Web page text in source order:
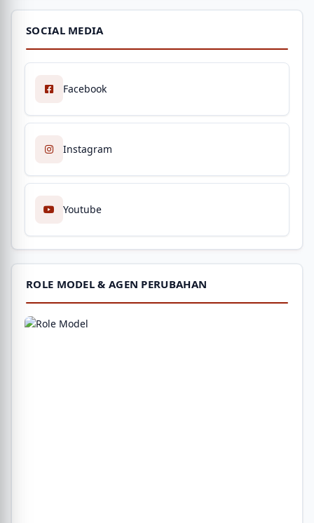
SOCIAL MEDIA
Facebook
Instagram
Youtube
ROLE MODEL & AGEN PERUBAHAN